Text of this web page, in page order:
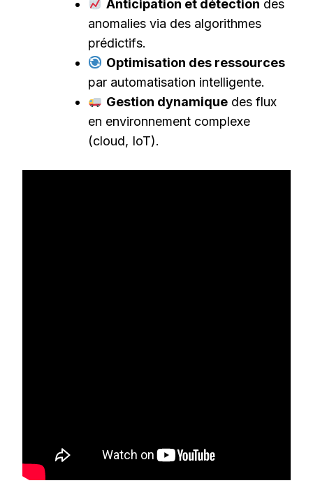
Anticipation et détection des
anomalies via des algorithmes
prédictifs.
Optimisation des ressources
par automatisation intelligente.
Gestion dynamiquedes flux
en environnement complexe
(cloud, IoT).